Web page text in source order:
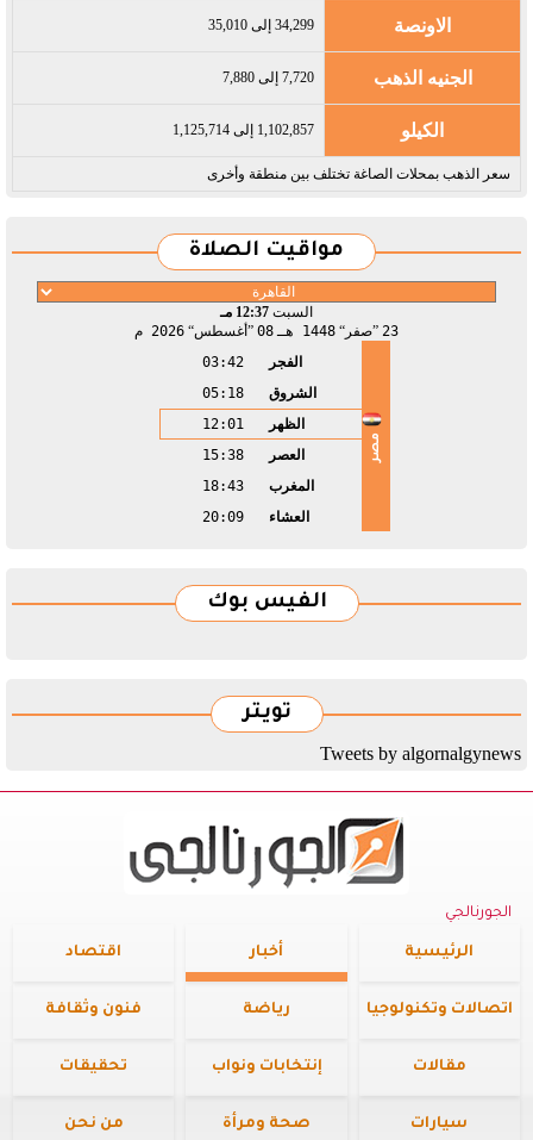
الاونصة 34,299 إلى 35,010
الجنيه الذهب 7,720 إلى 7,880
الكيلو 1,102,857 إلى 1,125,714
سعر الذهب بمحلات الصاغة تختلف بين منطقة وأخرى
مواقيت الصلاة
السبت 12:37 مـ
23 صفر 1448 هـ 08 أغسطس 2026 م
مصر
الفجر
03:42
الشروق
05:18
الظهر
12:01
العصر
15:38
المغرب
18:43
العشاء
20:09
الفيس بوك
تويتر
Tweets by algornalgynews
الجورنالجي
الرئيسية أخبار اقتصاد
اتصالات وتكنولوجيا رياضة فنون وثقافة
مقالات إنتخابات ونواب تحقيقات
سيارات صحة ومرأة من نحن